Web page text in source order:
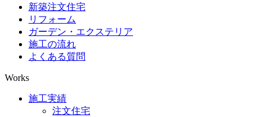
新築注文住宅
リフォーム
ガーデン・エクステリア
施工の流れ
よくある質問
Works
施工実績
注文住宅